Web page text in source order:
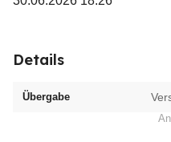
Details
Übergabe